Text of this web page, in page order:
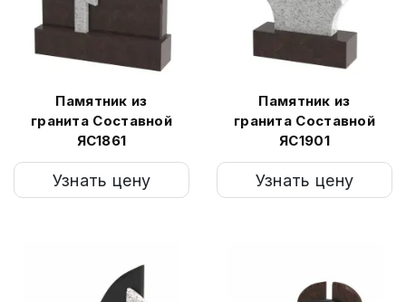
Памятник из
гранита Составной
ЯС1861
Узнать цену
Памятник из
гранита Составной
ЯС1901
Узнать цену